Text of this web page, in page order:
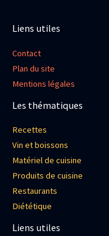
Liens utiles
Contact
Plan du site
Mentions légales
Les thématiques
Recettes
Vin et boissons
Matériel de cuisine
Produits de cuisine
Restaurants
Diététique
Liens utiles